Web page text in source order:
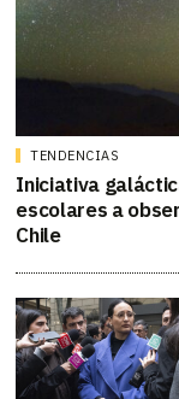
TENDENCIAS
Iniciativa
escolares a
Chile